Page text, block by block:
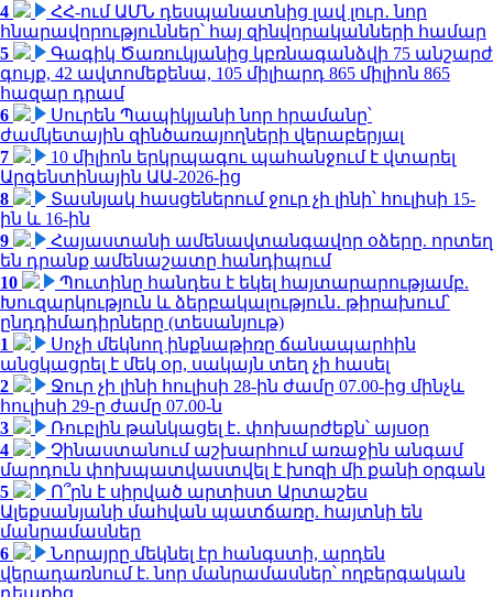
4
ՀՀ-ում ԱՄՆ դեսպանատնից լավ լուր․ նոր
հնարավորություններ՝ հայ զինվորականների համար
5
Գագիկ Ծառուկյանից կբռնագանձվի 75 անշարժ
գույք, 42 ավտոմեքենա, 105 միլիարդ 865 միլիոն 865
հազար դրամ
6
Սուրեն Պապիկյանի նոր հրամանը՝
ժամկետային զինծառայողների վերաբերյալ
7
10 միլիոն երկրպագու պահանջում է վտարել
Արգենտինային ԱԱ-2026-ից
8
Տասնյակ հասցեներում ջուր չի լինի՝ հուլիսի 15-
ին և 16-ին
9
Հայաստանի ամենավտանգավոր օձերը. որտեղ
են դրանք ամենաշատը հանդիպում
10
Պուտինը հանդես է եկել հայտարարությամբ.
Խուզարկություն և ձերբակալություն․ թիրախում՝
ընդդիմադիրները (տեսանյութ)
1
Սոչի մեկնող ինքնաթիռը ճանապարհին
անցկացրել է մեկ օր, սակայն տեղ չի հասել
2
Ջուր չի լինի հուլիսի 28-ին ժամը 07.00-ից մինչև
հուլիսի 29-ը ժամը 07.00-ն
3
Ռուբլին թանկացել է․ փոխարժեքն՝ այսօր
4
Չինաստանում աշխարհում առաջին անգամ
մարդուն փոխպատվաստվել է խոզի մի քանի օրգան
5
Ո՞րն է սիրված արտիստ Արտաշես
Ալեքսանյանի մահվան պատճառը. հայտնի են
մանրամասներ
6
Նորայրը մեկնել էր հանգստի, արդեն
վերադառնում է. նոր մանրամասներ՝ ողբերգական
դեպքից